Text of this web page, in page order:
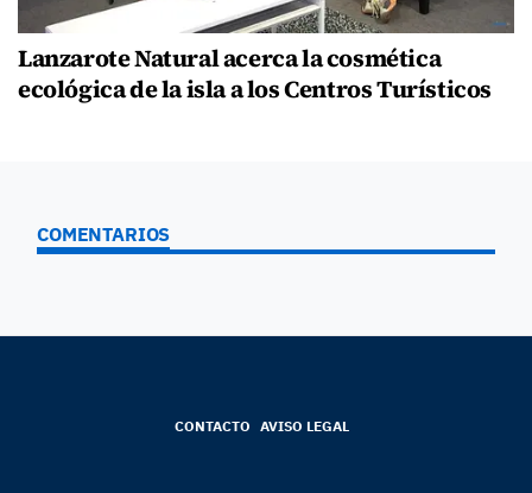
Lanzarote Natural acerca la cosmética
ecológica de la isla a los Centros Turísticos
COMENTARIOS
CONTACTO AVISO LEGAL